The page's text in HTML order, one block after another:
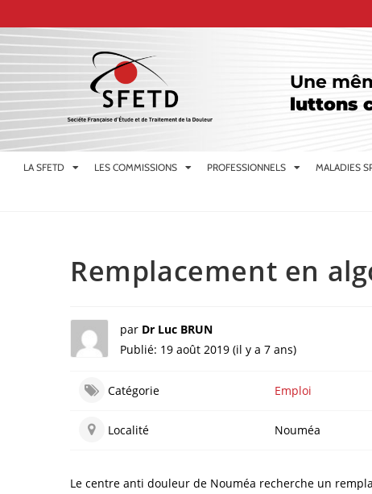
Une
luttons
LA SFETD LES COMMISSIONS PROFESSIONNELS MALADIES
Remplacement en
par Dr Luc BRUN
Publié: 19 août 2019 (il y a 7 ans)
Catégorie Emploi
Localité Nouméa
Le centre anti douleur de Nouméa recherche un